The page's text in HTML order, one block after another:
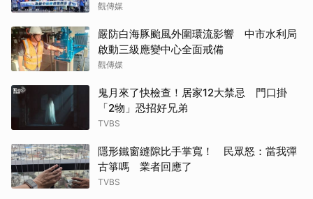
觀傳媒
嚴防白海豚颱風外圍環流影響 中市水利局
啟動三級應變中心全面戒備
觀傳媒
鬼月來了快檢查！居家12大禁忌 門口掛
「2物」恐招好兄弟
TVBS
隱形鐵窗縫隙比手掌寬！ 民眾怒：當我彈
古箏嗎 業者回應了
TVBS